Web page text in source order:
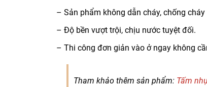
– Sản phẩm không dẫn cháy, chống cháy
– Độ bền vượt trội, chịu nước tuyệt đối.
– Thi công đơn giản vào ở ngay không
Tham khảo thêm sản phẩm: Tấm